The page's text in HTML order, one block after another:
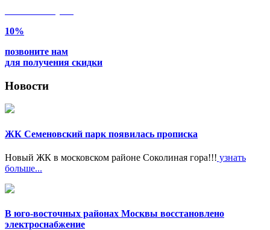
10%
позвоните нам
для получения скидки
Новости
ЖК Семеновский парк появилась прописка
Новый ЖК в московском районе Соколиная гора!!! узнать
больше...
В юго-восточных районах Москвы восстановлено
электроснабжение